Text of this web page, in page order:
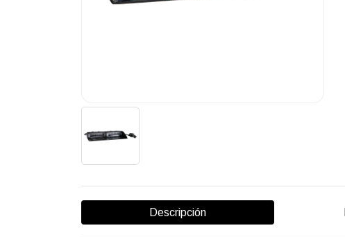
Descripción